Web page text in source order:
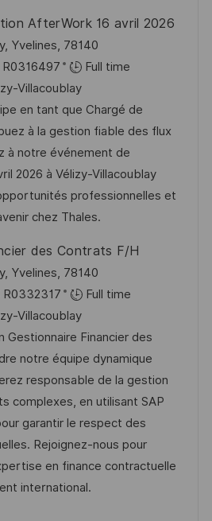
AfterWork 16 avril 2026
Yvelines, 78140
R0316497
Full time
Villacoublay
en tant que Chargé de
à la gestion fiable des flux
à notre événement de
2026 à Vélizy-Villacoublay
professionnelles et
chez Thales.
des Contrats F/H
Yvelines, 78140
R0332317
Full time
Villacoublay
Gestionnaire Financier des
notre équipe dynamique
responsable de la gestion
complexes, en utilisant SAP
garantir le respect des
Rejoignez-nous pour
en finance contractuelle
international.